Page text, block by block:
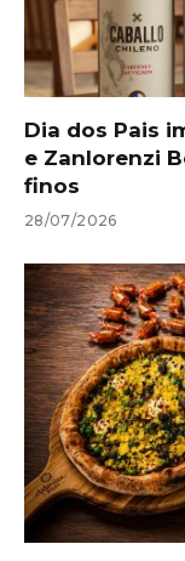
Dia dos Pais
e Zanlorenzi
finos
28/07/2026